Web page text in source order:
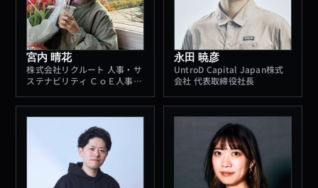
宮内 晴花
株式会社リクルート 人事・サ
ステナビリティ ＣｏＥ人事統
新卒採用部 採用グループマネ
ージャ
永田 暁彦
UntroD Capital Japan株式
会社 代表取締役社長